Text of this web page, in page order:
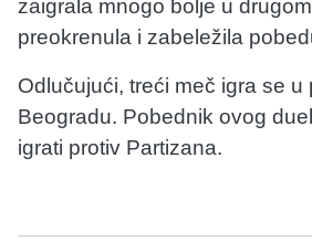
zaigrala mnogo bolje u
preokrenula i zabeležila
Odlučujući, treći meč igra se u
Beogradu. Pobednik ovog
igrati protiv Partizana.